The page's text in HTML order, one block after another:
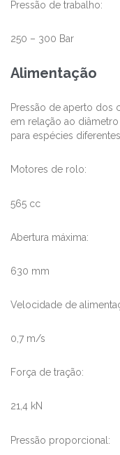
Pressão de trabalho:
250 – 300 Bar
Alimentação
Pressão de aperto dos
em relação ao
para espécies
Motores de rolo:
565 cc
Abertura máxima:
630 mm
Velocidade de
0,7 m/s
Força de tração:
21,4 kN
Pressão proporcional: